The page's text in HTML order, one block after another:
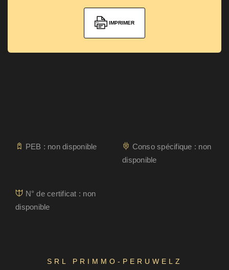
IMPRIMER
PEB : non disponible
Conso spécifique : non
disponible
N° de certificat : non
disponible
SRL PRIMMO-PERUWELZ